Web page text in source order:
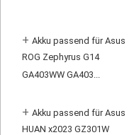
+ Akku passend für Asus
ROG Zephyrus G14
GA403WW GA403...
+ Akku passend für Asus
HUAN x2023 GZ301W